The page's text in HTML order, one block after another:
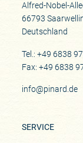
Alfred-Nobel-
66793
Deutschland
Tel.: +49 6838
Fax: +49 6838
info@pinard.de
SERVICE